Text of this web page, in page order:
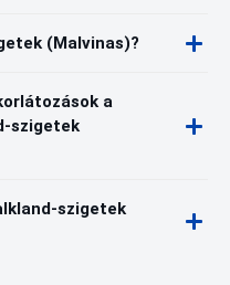
(Malvinas)?
a
szigetek
szigetek